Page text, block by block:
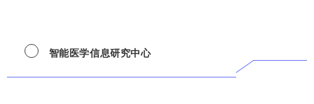
智能医学信息研究中心